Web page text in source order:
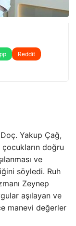
Reddit
Yakup Çağ,
çocukların doğru
ve
söyledi. Ruh
Zeynep
aşılayan ve
manevi değerler